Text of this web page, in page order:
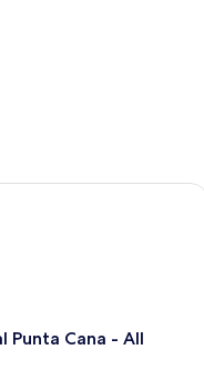
Punta Cana - All
Cana - All Inclusive